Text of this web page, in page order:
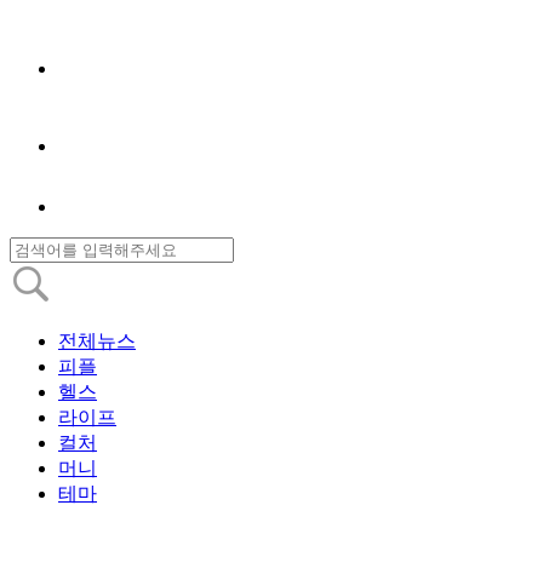
전체뉴스
피플
헬스
라이프
컬처
머니
테마